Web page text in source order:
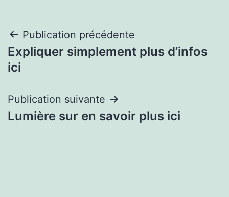
Navigation
de
Publication précédente
Expliquer simplement plus d’infos
ici
Publication suivante
Lumière sur en savoir plus ici